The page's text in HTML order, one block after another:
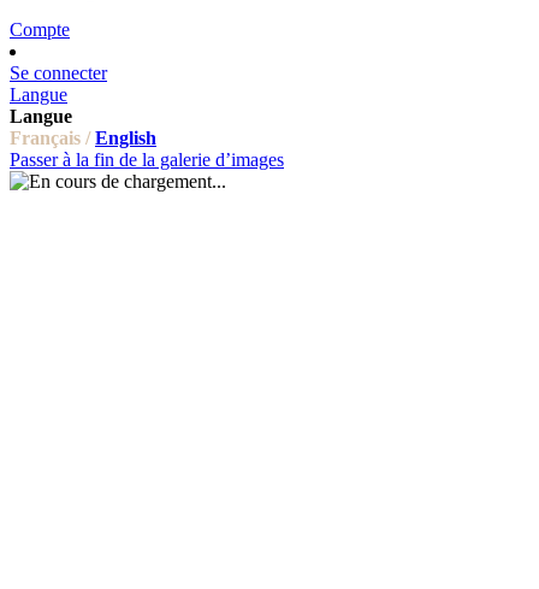
Compte
Se connecter
Langue
Langue
Français / English
Passer à la fin de la galerie d’images